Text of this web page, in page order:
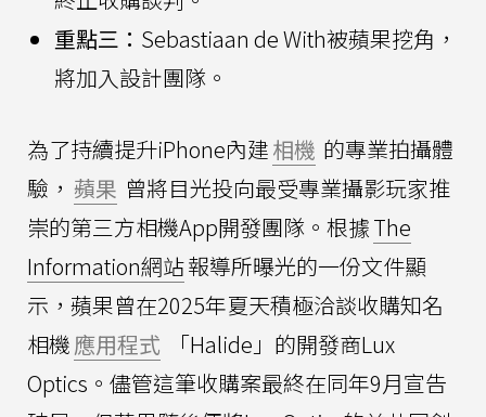
重點三： Sebastiaan de With被蘋果挖角，
將加入設計團隊。
為了持續提升iPhone內建相機 的專業拍攝體
驗， 蘋果 曾將目光投向最受專業攝影玩家推
崇的第三方相機App開發團隊。根據The
Information網站報導所曝光的一份文件顯
示，蘋果曾在2025年夏天積極洽談收購知名
相機應用程式
「Halide」的開發商Lux
Optics。儘管這筆收購案最終在同年9月宣告